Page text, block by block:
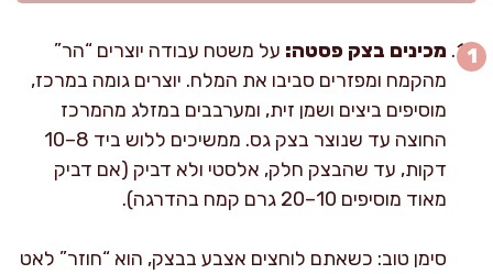
מכינים בצק פסטה: על משטח עבודה יוצרים “הר”
מהקמח ומפזרים סביבו את המלח. יוצרים גומה במרכז,
מוסיפים ביצים ושמן זית, ומערבבים במזלג מהמרכז
החוצה עד שנוצר בצק גס. ממשיכים ללוש ביד 8–10
דקות, עד שהבצק חלק, אלסטי ולא דביק (אם דביק
מאוד מוסיפים 10–20 גרם קמח בהדרגה).
סימן טוב: כשאתם לוחצים אצבע בבצק, הוא “חוזר” לאט